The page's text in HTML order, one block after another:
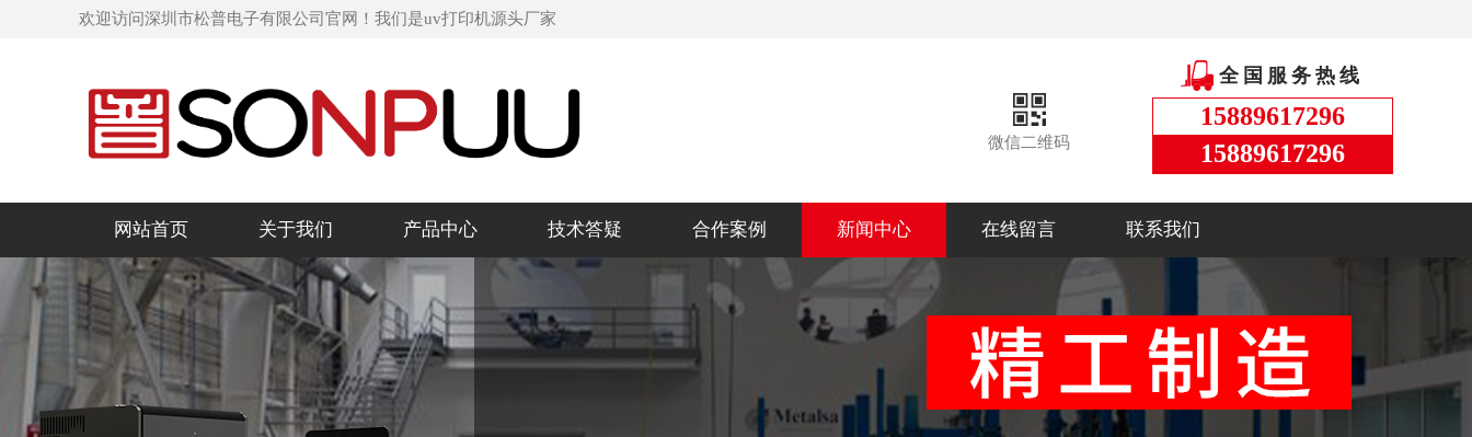
欢迎访问深圳市松普电子有限公司官网！我们是uv打印机源头厂家
微信二维码
全国服务热线
15889617296
15889617296
网站首页 关于我们 产品中心 技术答疑 合作案例 新闻中心 在线留言 联系我们